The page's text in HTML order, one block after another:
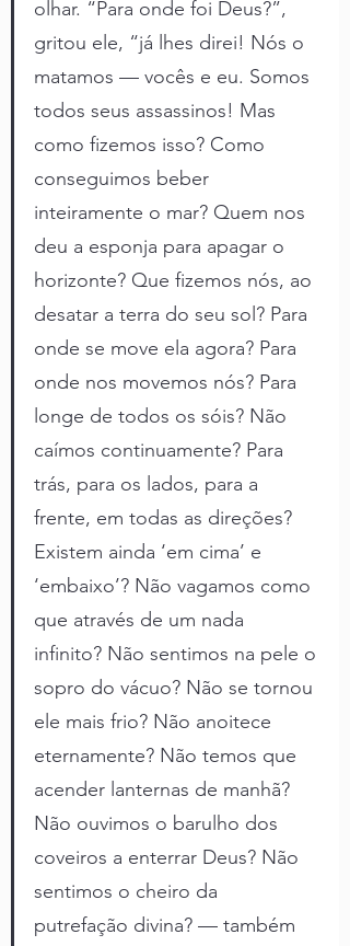
olhar. “Para onde foi Deus?”,
gritou ele, “já lhes direi! Nós o
matamos — vocês e eu. Somos
todos seus assassinos! Mas
como fizemos isso? Como
conseguimos beber
inteiramente o mar? Quem nos
deu a esponja para apagar o
horizonte? Que fizemos nós, ao
desatar a terra do seu sol? Para
onde se move ela agora? Para
onde nos movemos nós? Para
longe de todos os sóis? Não
caímos continuamente? Para
trás, para os lados, para a
frente, em todas as direções?
Existem ainda ‘em cima’ e
‘embaixo’? Não vagamos como
que através de um nada
infinito? Não sentimos na pele o
sopro do vácuo? Não se tornou
ele mais frio? Não anoitece
eternamente? Não temos que
acender lanternas de manhã?
Não ouvimos o barulho dos
coveiros a enterrar Deus? Não
sentimos o cheiro da
putrefação divina? — também